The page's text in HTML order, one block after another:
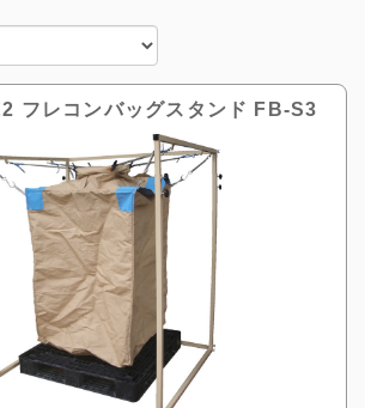
フレコンバッグスタンド FB-S3